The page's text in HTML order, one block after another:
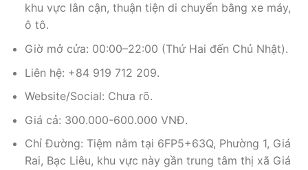
khu vực lân cận, thuận tiện di chuyển bằng xe máy,
ô tô.
Giờ mở cửa: 00:00–22:00 (Thứ Hai đến Chủ Nhật).
Liên hệ: +84 919 712 209.
Website/Social: Chưa rõ.
Giá cả: 300.000-600.000 VNĐ.
Chỉ Đường: Tiệm nằm tại 6FP5+63Q, Phường 1, Giá
Rai, Bạc Liêu, khu vực này gần trung tâm thị xã Giá